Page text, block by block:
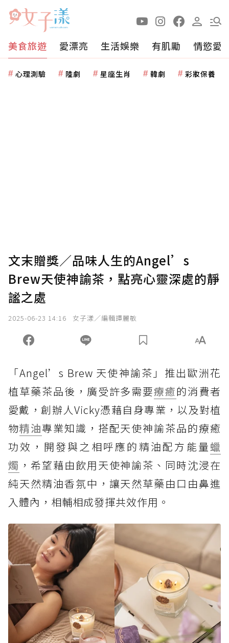
美食旅遊 愛漂亮 生活娛樂 有肌勵 情慾愛
心理測驗 陸劇 星座生肖 韓劇 彩妝保養
文末贈獎／品味人生的Angel’s
Brew天使神諭茶，點亮心靈深處的靜
謐之處
2025-06-23 14:16 女子漾／編輯譚麗敏
「Angel’s Brew 天使神諭茶」推出歐洲花
植草藥茶品後，廣受許多需要療癒的消費者
愛戴，創辦人Vicky憑藉自身專業，以及對植
物精油專業知識，搭配天使神諭茶品的療癒
功效，開發與之相呼應的精油配方能量蠟
燭 ，希望藉由飲用天使神諭茶、同時沈浸在
純天然精油香氛中，讓天然草藥由口由鼻進
入體內，相輔相成發揮共效作用。